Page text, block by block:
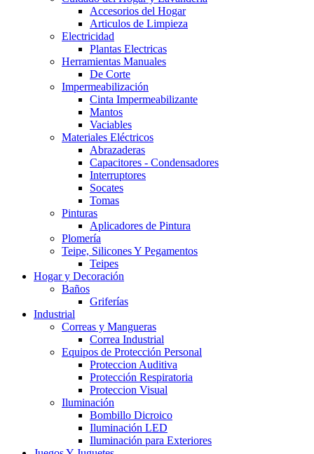
Accesorios del Hogar
Articulos de Limpieza
Electricidad
Plantas Electricas
Herramientas Manuales
De Corte
Impermeabilización
Cinta Impermeabilizante
Mantos
Vaciables
Materiales Eléctricos
Abrazaderas
Capacitores - Condensadores
Interruptores
Socates
Tomas
Pinturas
Aplicadores de Pintura
Plomería
Teipe, Silicones Y Pegamentos
Teipes
Hogar y Decoración
Baños
Griferías
Industrial
Correas y Mangueras
Correa Industrial
Equipos de Protección Personal
Proteccion Auditiva
Protección Respiratoria
Proteccion Visual
Iluminación
Bombillo Dicroico
Iluminación LED
Iluminación para Exteriores